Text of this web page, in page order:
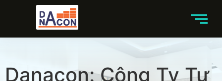
Danacon: Công Ty Tư